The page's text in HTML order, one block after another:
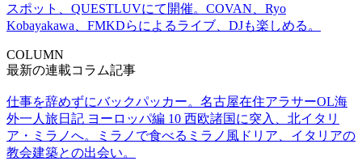
スポット、QUESTLUVにて開催。COVAN、Ryo
Kobayakawa、FMKDらによるライブ、DJも楽しめる。
COLUMN
最新の連載コラム記事
仕事を辞めずにバックパッカー。名古屋在住アラサーOL海
外一人旅日記 ヨーロッパ編 10 西欧諸国に突入、北イタリ
ア・ミラノへ。ミラノで食べるミラノ風ドリア、イタリアの
教会建築との出会い。